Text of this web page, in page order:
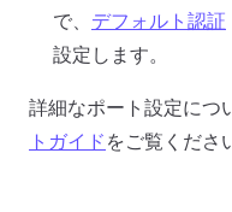
で、 デフォルト認証
設定します。
詳細なポート設定につ
トガイド をご覧くださ